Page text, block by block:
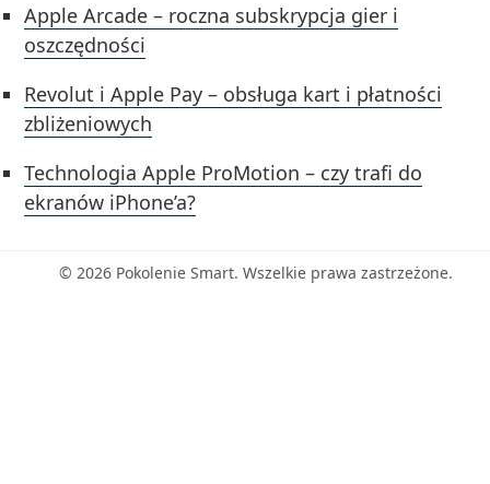
Apple Arcade – roczna subskrypcja gier i
oszczędności
Revolut i Apple Pay – obsługa kart i płatności
zbliżeniowych
Technologia Apple ProMotion – czy trafi do
ekranów iPhone’a?
© 2026 Pokolenie Smart. Wszelkie prawa zastrzeżone.